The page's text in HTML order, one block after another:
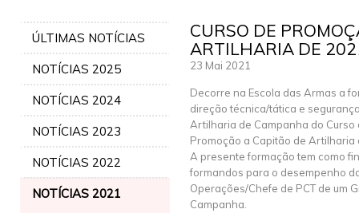
ÚLTIMAS NOTÍCIAS
NOTÍCIAS 2025
NOTÍCIAS 2024
NOTÍCIAS 2023
NOTÍCIAS 2022
NOTÍCIAS 2021
CURSO DE
ARTILHARIA DE
23 Mai 2021
Decorre na Escola das Armas a
direção técnica/tática e
Artilharia de Campanha do Curso
Promoção a Capitão de Artilharia
A presente formação tem como
formandos para o desempenho
Operações/Chefe de PCT de um
Campanha.